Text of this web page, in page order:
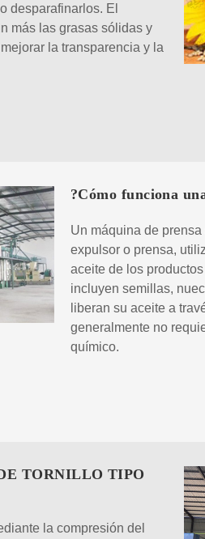
desparafinarlos. El
más las grasas sólidas y
la transparencia y la
?Cómo funciona
Un máquina de
expulsor o prensa,
aceite de los
incluyen semillas,
liberan su aceite a
generalmente no
químico.
TORNILLO TIPO
la compresión del